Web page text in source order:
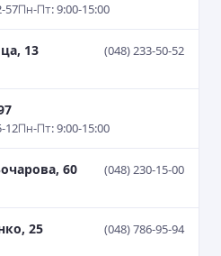
57Пн-Пт: 9:00-15:00
13
(048) 233-50-52
12Пн-Пт: 9:00-15:00
60
(048) 230-15-00
25
(048) 786-95-94